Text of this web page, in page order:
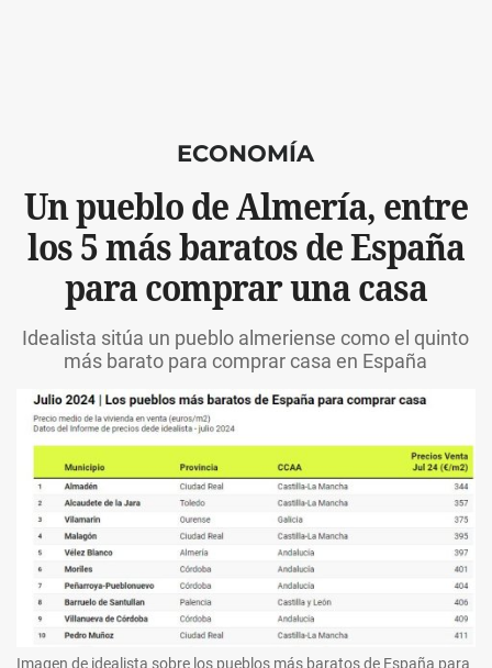
ECONOMÍA
Un pueblo de Almería, entre
los 5 más baratos de España
para comprar una casa
Idealista sitúa un pueblo almeriense como el quinto
más barato para comprar casa en España
Imagen de idealista sobre los pueblos más baratos de España para